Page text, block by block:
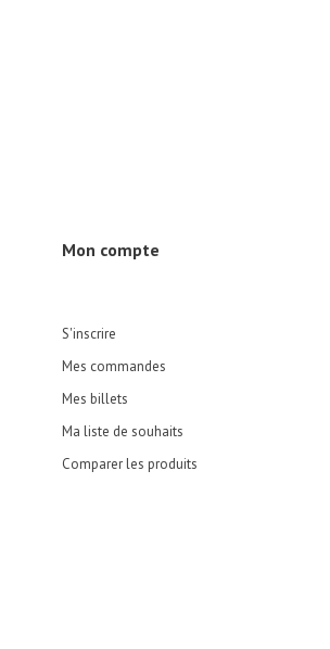
Mon compte
S'inscrire
Mes commandes
Mes billets
Ma liste de souhaits
Comparer les produits